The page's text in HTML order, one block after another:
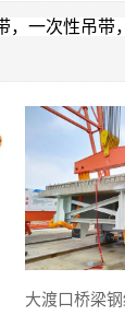
，一次性吊带